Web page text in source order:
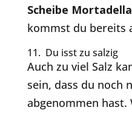
Scheibe
kommst du bereits
11. Du isst zu salzig
Auch zu viel Salz
sein, dass du noch
abgenommen hast.